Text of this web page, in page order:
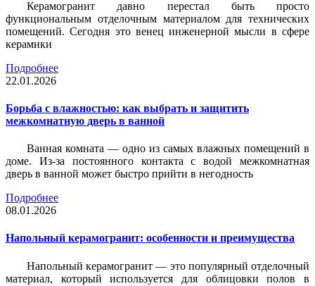
Керамогранит давно перестал быть просто
функциональным отделочным материалом для технических
помещений. Сегодня это венец инженерной мысли в сфере
керамики
Подробнее
22.01.2026
Борьба с влажностью: как выбрать и защитить
межкомнатную дверь в ванной
Ванная комната — одно из самых влажных помещений в
доме. Из-за постоянного контакта с водой межкомнатная
дверь в ванной может быстро прийти в негодность
Подробнее
08.01.2026
Напольный керамогранит: особенности и преимущества
Напольный керамогранит — это популярный отделочный
материал, который используется для облицовки полов в